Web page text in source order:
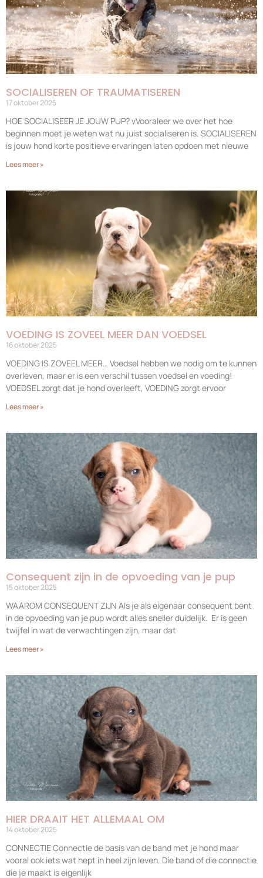
SOCIALISEREN OF TRAUMATISEREN
17 oktober 2025
HOE SOCIALISEER JE JOUW PUP? vVooraleer we over het hoe
beginnen moet je weten wat nu juist socialiseren is. SOCIALISEREN
is jouw hond korte positieve ervaringen laten opdoen met nieuwe
Lees meer »
VOEDING IS ZOVEEL MEER DAN VOEDSEL
16 oktober 2025
VOEDING IS ZOVEEL MEER… Voedsel hebben we nodig om te kunnen
overleven, maar er is een verschil tussen voedsel en voeding!
VOEDSEL zorgt dat je hond overleeft, VOEDING zorgt ervoor
Lees meer »
Consequent zijn in de opvoeding van je pup
15 oktober 2025
WAAROM CONSEQUENT ZIJN Als je als eigenaar consequent bent
in de opvoeding van je pup wordt alles sneller duidelijk. Er is geen
twijfel in wat de verwachtingen zijn, maar dat
Lees meer »
HIER DRAAIT HET ALLEMAAL OM
14 oktober 2025
CONNECTIE Connectie de basis van de band met je hond maar
vooral ook iets wat hept in heel zijn leven. Die band of die connectie
die je maakt is eigenlijk